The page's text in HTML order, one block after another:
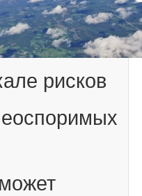
рисков